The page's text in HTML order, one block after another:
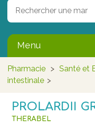
Menu
Pharmacie > Santé et
intestinale >
PROLARDII
THERABEL